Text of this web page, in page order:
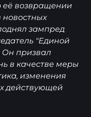
её возвращении
новостных
зампред
"Единой
Он призвал
в качестве меры
изменения
действующей